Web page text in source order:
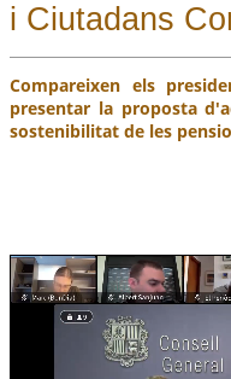
i Ciutadans
Compareixen els
presentar la proposta
sostenibilitat de les